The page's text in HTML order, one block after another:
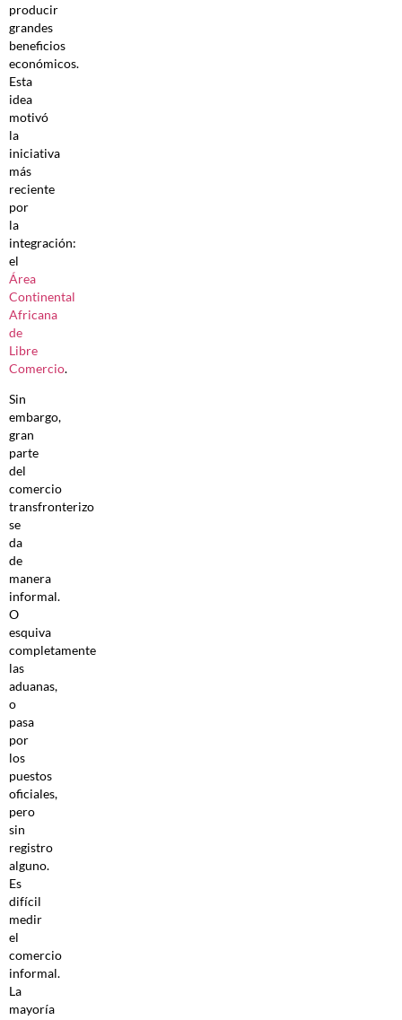
producir
grandes
beneficios
económicos.
Esta
idea
motivó
la
iniciativa
más
reciente
por
la
integración:
el
Área
Continental
Africana
de
Libre
Comercio.
Sin
embargo,
gran
parte
del
comercio
transfronterizo
se
da
de
manera
informal.
O
esquiva
completamente
las
aduanas,
o
pasa
por
los
puestos
oficiales,
pero
sin
registro
alguno.
Es
difícil
medir
el
comercio
informal.
La
mayoría